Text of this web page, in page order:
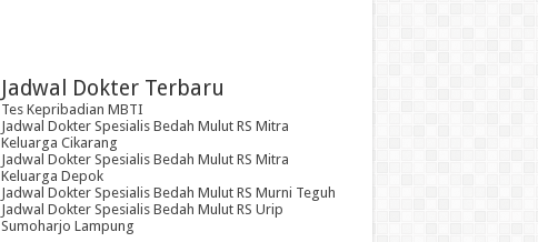
Jadwal Dokter Terbaru
Tes Kepribadian MBTI
Jadwal Dokter Spesialis Bedah Mulut RS Mitra
Keluarga Cikarang
Jadwal Dokter Spesialis Bedah Mulut RS Mitra
Keluarga Depok
Jadwal Dokter Spesialis Bedah Mulut RS Murni Teguh
Jadwal Dokter Spesialis Bedah Mulut RS Urip
Sumoharjo Lampung